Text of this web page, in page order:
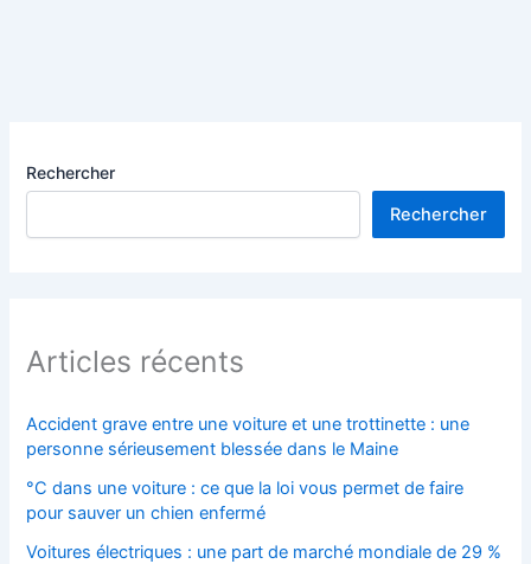
Rechercher
Rechercher
Articles récents
Accident grave entre une voiture et une trottinette : une
personne sérieusement blessée dans le Maine
°C dans une voiture : ce que la loi vous permet de faire
pour sauver un chien enfermé
Voitures électriques : une part de marché mondiale de 29 %